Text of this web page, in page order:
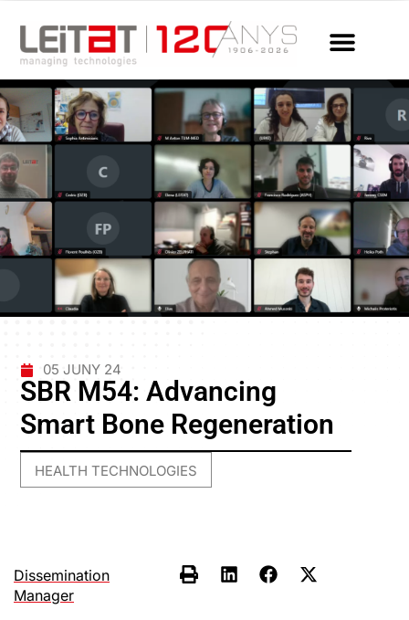
05 JUNY 24
SBR M54: Advancing
Smart Bone Regeneration
HEALTH TECHNOLOGIES
Dissemination
Manager